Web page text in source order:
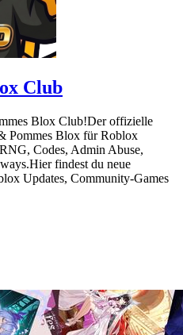
Club
Blox Club!Der offizielle
Pommes Blox für Roblox
Codes, Admin Abuse,
findest du neue
Updates, Community-Games